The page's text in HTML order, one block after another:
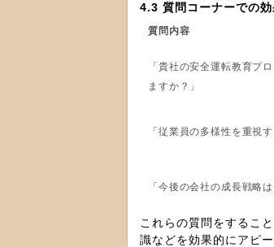
4.3 質問コーナーでの効
質問内容
「貴社の安全運転教育プ
ますか？」
「従業員の多様性を重視
「今後の会社の成長戦略
これらの質問をするこ
識などを効果的にアピ